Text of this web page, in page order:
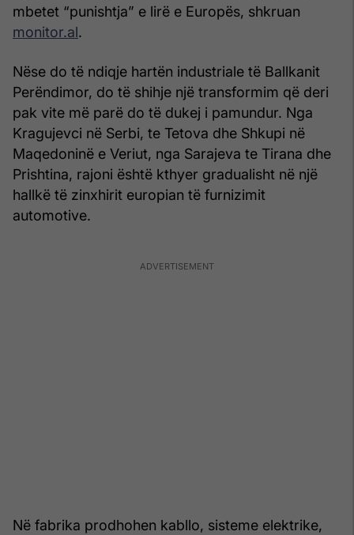
mbetet “punishtja” e lirë e Europës, shkruan
monitor.al.
Nëse do të ndiqje hartën industriale të Ballkanit
Perëndimor, do të shihje një transformim që deri
pak vite më parë do të dukej i pamundur. Nga
Kragujevci në Serbi, te Tetova dhe Shkupi në
Maqedoninë e Veriut, nga Sarajeva te Tirana dhe
Prishtina, rajoni është kthyer gradualisht në një
hallkë të zinxhirit europian të furnizimit
automotive.
Në fabrika prodhohen kabllo, sisteme elektrike,